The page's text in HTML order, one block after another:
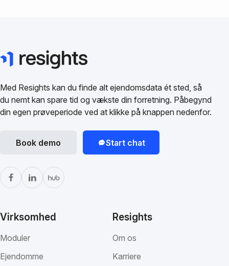
Med Resights kan du finde alt ejendomsdata ét sted, så
du nemt kan spare tid og vækste din forretning. Påbegynd
din egen prøveperiode ved at klikke på knappen nedenfor.
Book demo Start chat
Virksomhed
Moduler
Ejendomme
Resights
Om os
Karriere